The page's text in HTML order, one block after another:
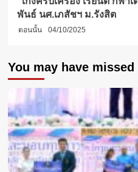
พันธ์ นศ.เภสัชฯ ม.รังสิต
ตอนนั้น 04/10/2025
You may have missed